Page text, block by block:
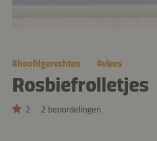
#hoofdgerechten #vlees
Rosbiefrolletjes
2 2 beoordelingen